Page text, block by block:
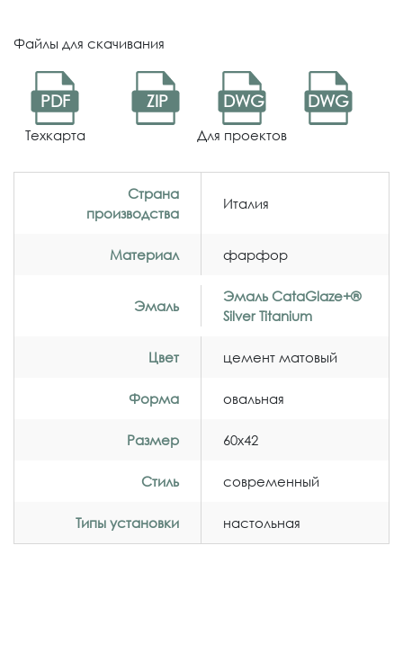
Файлы для скачивания
PDF
Техкарта
ZIP DWG DWG
Для проектов
Страна
производства
Италия
Материал фарфор
Эмаль
Эмаль CataGlaze+®
Silver Titanium
Цвет цемент матовый
Форма овальная
Размер 60x42
Стиль современный
Типы установки настольная